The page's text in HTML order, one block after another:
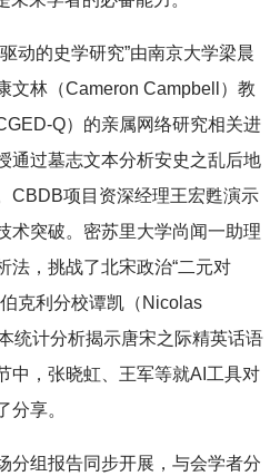
动的史学研究”由南京大学梁晨
文林 （Cameron Campbell ）教
Q）的亲属网络研究相关进
通过墓志文本分析安史之乱后地
CBDB项目资深经理王宏甦演示
术突破。密苏里大学尚闻一助理
法，挑战了北宋政治“二元对
克利分校谭凯 （ Nicolas
统计分析揭示唐宋之际精英话语
中，张晓虹、王军等就AI工具对
分享。
分组报告同步开展，与会学者分